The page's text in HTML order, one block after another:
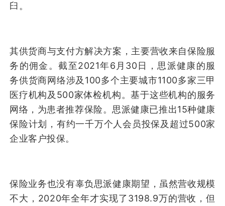
臼。
其供货商与支付方解决方案，主要营收来自保险服
务的佣金。截至2021年6月30日，思派健康的服
务供货商网络涉及100多个主要城市1100多家三甲
医疗机构及500家体检机构。基于这些机构的服务
网络，为患者推荐保险。思派健康已推出15种健康
保险计划，有约一千万个人会员投保及超过500家
企业客户投保。
保险业务也没有辜负思派健康期望，虽然营收规模
不大，2020年全年才实现了3198.9万的营收，但